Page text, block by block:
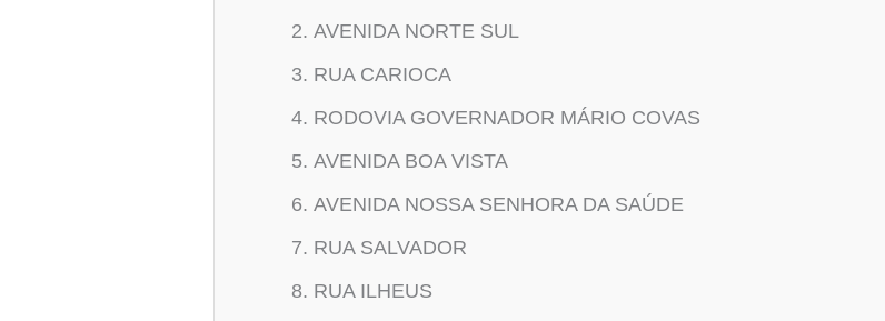
AVENIDA NORTE SUL
RUA CARIOCA
RODOVIA GOVERNADOR MÁRIO COVAS
AVENIDA BOA VISTA
AVENIDA NOSSA SENHORA DA SAÚDE
RUA SALVADOR
RUA ILHEUS